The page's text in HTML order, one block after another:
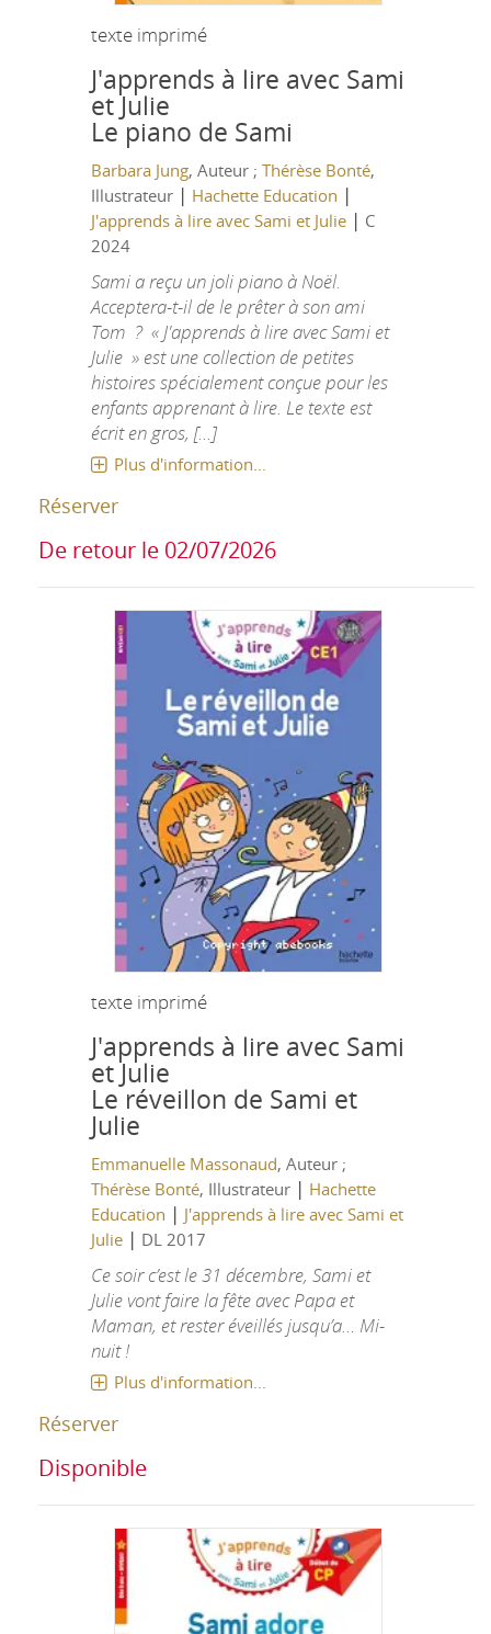
texte imprimé
J'apprends à lire avec Sami
et Julie
Le piano de Sami
Barbara Jung, Auteur ; Thérèse Bonté,
Illustrateur | Hachette Education |
J'apprends à lire avec Sami et Julie| C
2024
Sami a reçu un joli piano à Noël.
Acceptera-t-il de le prêter à son ami
Tom ? « J'apprends à lire avec Sami et
Julie » est une collection de petites
histoires spécialement conçue pour les
enfants apprenant à lire. Le texte est
écrit en gros, [...]
Plus d'information...
Réserver
De retour le 02/07/2026
texte imprimé
J'apprends à lire avec Sami
et Julie
Le réveillon de Sami et
Julie
Emmanuelle Massonaud, Auteur ;
Thérèse Bonté, Illustrateur | Hachette
Education | J'apprends à lire avec Sami et
Julie| DL 2017
Ce soir c’est le 31 décembre, Sami et
Julie vont faire la fête avec Papa et
Maman, et rester éveillés jusqu’a… Mi-
nuit !
Plus d'information...
Réserver
Disponible